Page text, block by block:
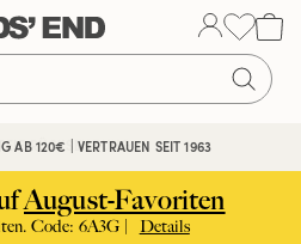
AB 120€ | VERTRAUEN SEIT 1963
RÜCKSENDUNG
August-Favoriten
Code: 6A3G | Details